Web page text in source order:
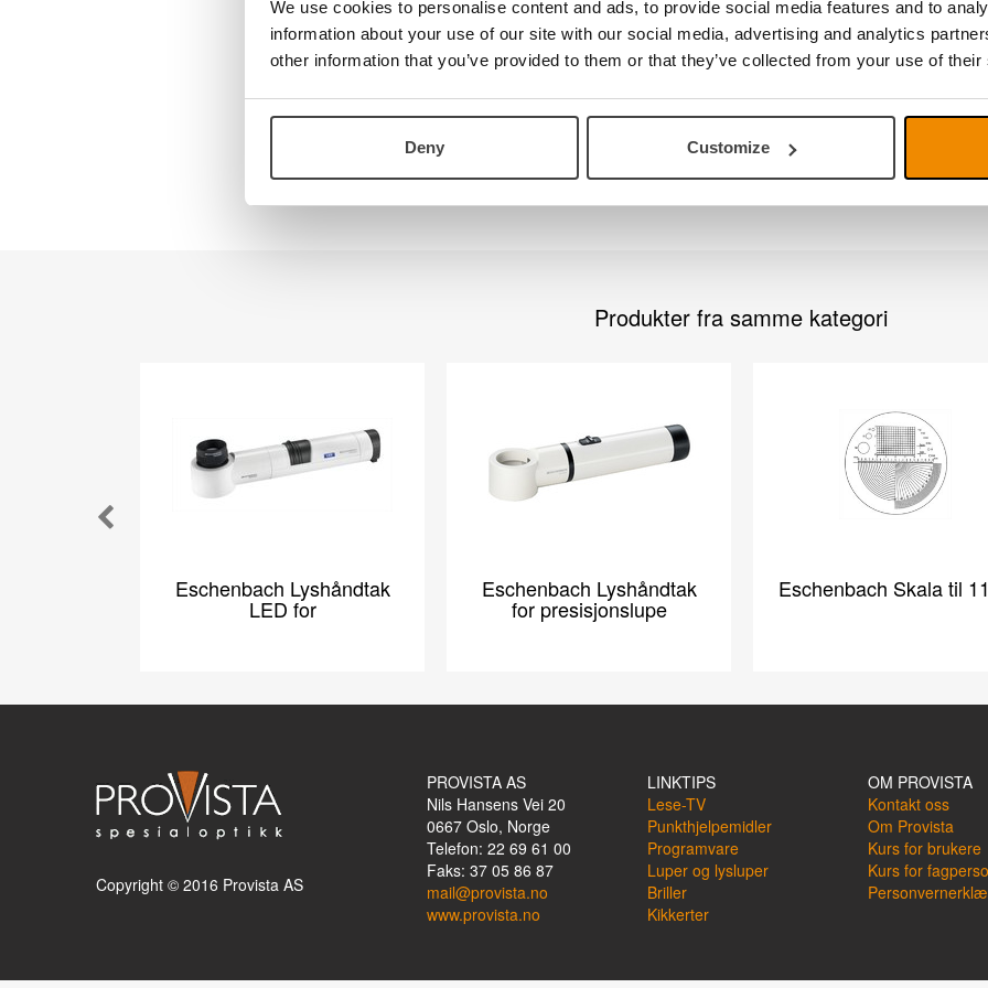
We use cookies to personalise content and ads, to provide social media features and to
information about your use of our site with our social media, advertising and analytics
other information that you’ve provided to them or that they’ve collected from your use of
Deny Customize
The unique achromatic lens system eliminates extraneous colors. It consists
different types of glass. The result is crystal-clear optics with no color
Provides a distortion-free image. The two plano-convex glass lenses offer
throughtout the viewing field.
Produkter fra samme kategori
Eschenbach Lyshåndtak
LED for
Eschenbach Lyshåndtak
for presisjonslupe
Eschenbach Skala til
Copyright © 2016 Provista AS
PROVISTA AS
Nils Hansens Vei 20
0667 Oslo, Norge
Telefon: 22 69 61 00
Faks: 37 05 86 87
mail@provista.no
www.provista.no
LINKTIPS
Lese-TV
Punkthjelpemidler
Programvare
Luper og lysluper
Briller
Kikkerter
OM PROVISTA
Kontakt oss
Om Provista
Kurs for brukere
Kurs for